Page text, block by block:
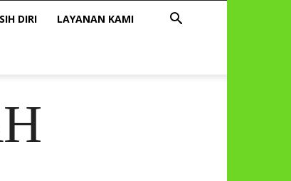
DIRI LAYANAN KAMI